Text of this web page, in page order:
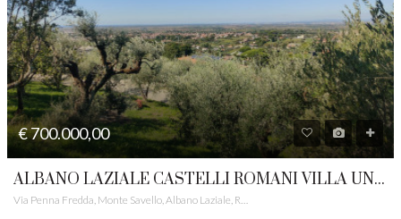
€ 700.000,00
ALBANO LAZIALE CASTELLI ROMANI VILLA UNIFAMILIARE PANORAMICA RIF.8
Via Penna Fredda, Monte Savello, Albano Laziale, Roma Capitale, Lazio, 00041, Italia